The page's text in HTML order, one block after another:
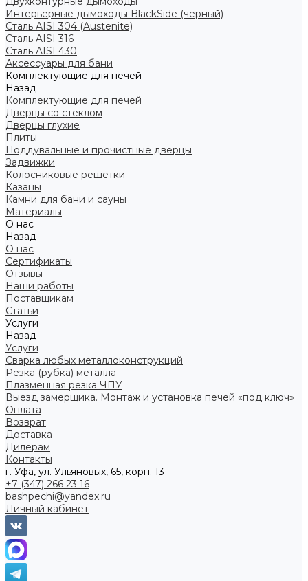
Интерьерные дымоходы BlackSide (черный)
Сталь AISI 304 (Austenite)
Сталь AISI 316
Сталь AISI 430
Аксессуары для бани
Комплектующие для печей
Назад
Комплектующие для печей
Дверцы со стеклом
Дверцы глухие
Плиты
Поддувальные и прочистные дверцы
Задвижки
Колосниковые решетки
Казаны
Камни для бани и сауны
Материалы
О нас
Назад
О нас
Сертификаты
Отзывы
Наши работы
Поставщикам
Статьи
Услуги
Назад
Услуги
Сварка любых металлоконструкций
Резка (рубка) металла
Плазменная резка ЧПУ
Выезд замерщика. Монтаж и установка печей «под ключ»
Оплата
Возврат
Доставка
Дилерам
Контакты
г. Уфа, ул. Ульяновых, 65, корп. 13
+7 (347) 266 23 16
bashpechi@yandex.ru
Личный кабинет